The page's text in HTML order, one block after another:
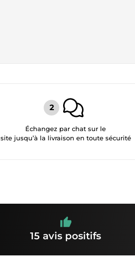
Échangez par chat sur le
site jusqu’à la livraison en toute sécurité
15 avis positifs